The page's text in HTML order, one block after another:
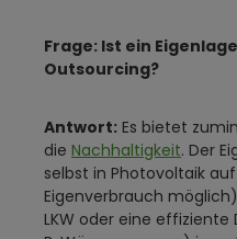
Frage: Ist ein
Outsourcing?
Antwort: Es bietet
die Nachhaltigkeit. Der
selbst in Photovoltaik
Eigenverbrauch
LKW oder eine